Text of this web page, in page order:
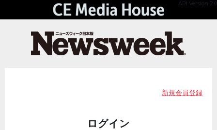
API Version 2.0
新規会員登録
ログイン